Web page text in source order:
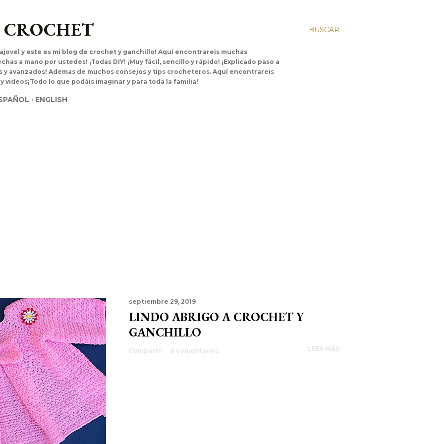
BUSCAR
y este es mi blog de crochet y ganchillo! Aquí encontrareis muchas
a mano por ustedes! ¡Todas DIY! ¡Muy fácil, sencillo y rápido! ¡Explicado paso a
y avanzados! Ademas de muchos consejos y tips crocheteros. Aquí encontrareis
videos¡Todo lo que podáis imaginar y para toda la familia!
ENGLISH
septiembre 29, 2019
LINDO ABRIGO A CROCHET Y
GANCHILLO
Compartir 6 comentarios LEER MÁS